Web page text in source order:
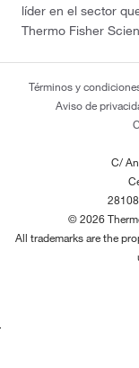
líder en el sector
Thermo Fisher
Términos y
Aviso de
C/
© 2026
All trademarks are the